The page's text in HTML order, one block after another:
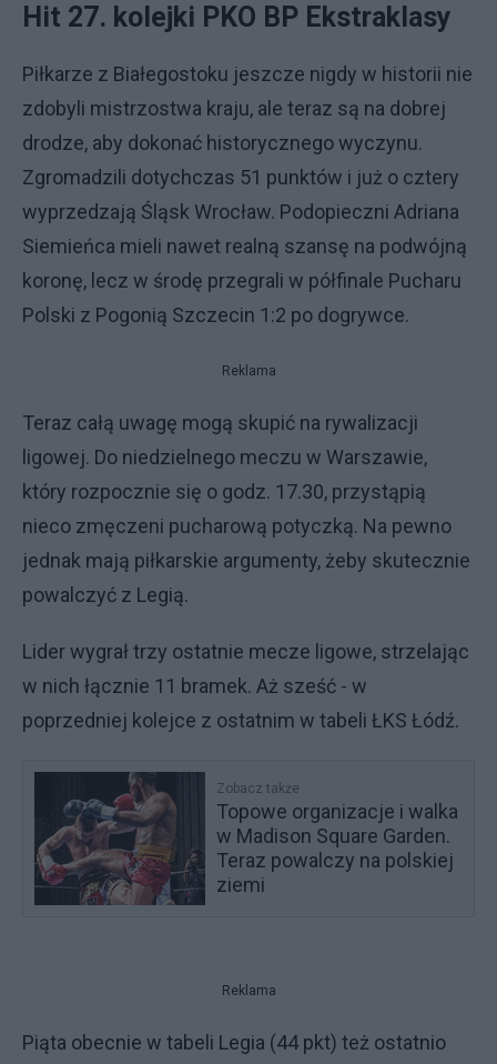
Hit 27. kolejki PKO BP Ekstraklasy
Piłkarze z Białegostoku jeszcze nigdy w historii nie
zdobyli mistrzostwa kraju, ale teraz są na dobrej
drodze, aby dokonać historycznego wyczynu.
Zgromadzili dotychczas 51 punktów i już o cztery
wyprzedzają Śląsk Wrocław. Podopieczni Adriana
Siemieńca mieli nawet realną szansę na podwójną
koronę, lecz w środę przegrali w półfinale Pucharu
Polski z Pogonią Szczecin 1:2 po dogrywce.
Reklama
Teraz całą uwagę mogą skupić na rywalizacji
ligowej. Do niedzielnego meczu w Warszawie,
który rozpocznie się o godz. 17.30, przystąpią
nieco zmęczeni pucharową potyczką. Na pewno
jednak mają piłkarskie argumenty, żeby skutecznie
powalczyć z Legią.
Lider wygrał trzy ostatnie mecze ligowe, strzelając
w nich łącznie 11 bramek. Aż sześć - w
poprzedniej kolejce z ostatnim w tabeli ŁKS Łódź.
Zobacz także
Topowe organizacje i walka
w Madison Square Garden.
Teraz powalczy na polskiej
ziemi
Reklama
Piąta obecnie w tabeli Legia (44 pkt) też ostatnio